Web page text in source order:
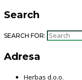
Search
SEARCH FOR:
Adresa
Herbas d.o.o.